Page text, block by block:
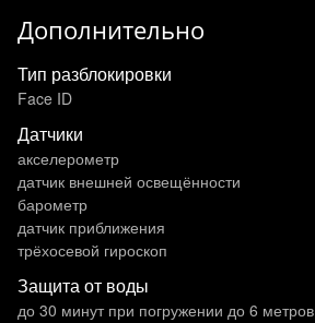
Дополнительно
Тип разблокировки
Face ID
Датчики
акселерометр
датчик внешней освещённости
барометр
датчик приближения
трёхосевой гироскоп
Защита от воды
до 30 минут при погружении до 6 метров